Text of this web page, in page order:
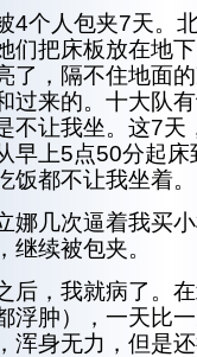
4个人包夹7天。
们把床板放在地
了，隔不住地面
过来的。十大队
不让我坐。这7天
早上5点50分起
饭都不让我坐着。
娜几次逼着我买
继续被包夹。
后，我就病了。
浮肿），一天比
浑身无力，但是